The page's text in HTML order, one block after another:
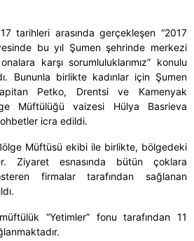
tarihleri arasında gerçekleşen “2017
bu yıl Şumen şehrinde merkezi
karşı sorumluluklarımız” konulu
Bununla birlikte kadınlar için Şumen
Petko, Drentsi ve Kamenyak
Müftülüğü vaizesi Hülya Basrieva
icra edildi.
Müftüsü ekibi ile birlikte, bölgedeki
Ziyaret esnasında bütün çoklara
firmalar tarafından sağlanan
“Yetimler” fonu tarafından 11